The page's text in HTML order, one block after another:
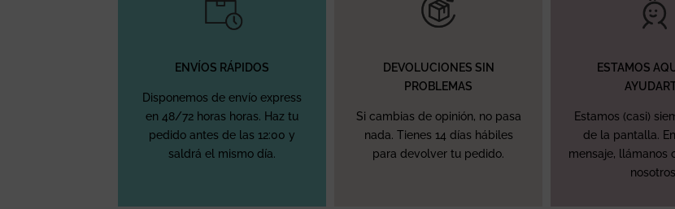
ENVÍOS RÁPIDOS
Disponemos de envío express
en 48/72 horas horas. Haz tu
pedido antes de las 12:00 y
saldrá el mismo día.
DEVOLUCIONES SIN
PROBLEMAS
Si cambias de opinión, no pasa
nada. Tienes 14 días hábiles
para devolver tu pedido.
ESTAMOS
Estamos (casi)
de la pantalla.
mensaje, llámanos